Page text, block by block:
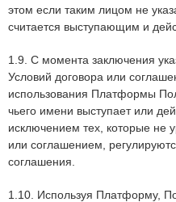
этом если таким лицом не
считается выступающим и
1.9. С момента заключения
Условий договора или
использования Платформы
чьего имени выступает или
исключением тех, которые не
или соглашением,
соглашения.
1.10. Используя Платформу,